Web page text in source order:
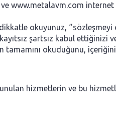
www.metalavm.com
okuyunuz, ‘’sözleşmeyi
şartsız kabul ettiğinizi ve
okuduğunu,
hizmetlerin ve bu